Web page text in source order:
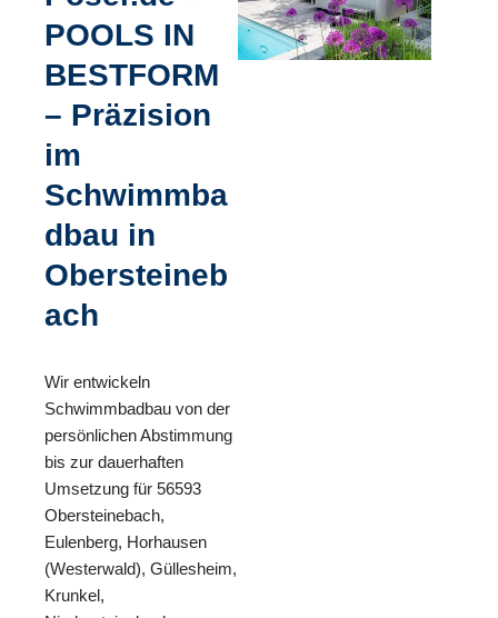
POOLS IN
BESTFORM
– Präzision
im
Schwimmba
dbau in
Obersteineb
ach
Wir entwickeln
Schwimmbadbau von der
persönlichen Abstimmung
bis zur dauerhaften
Umsetzung für 56593
Obersteinebach,
Eulenberg, Horhausen
(Westerwald), Güllesheim,
Krunkel,